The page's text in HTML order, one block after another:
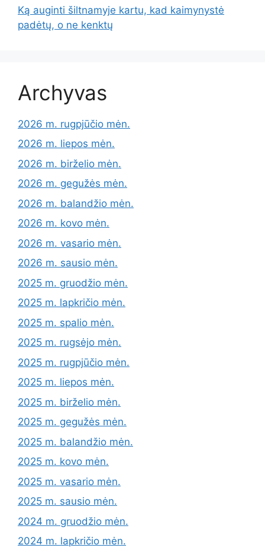
Ką auginti šiltnamyje kartu, kad kaimynystė
padėtų, o ne kenktų
Archyvas
2026 m. rugpjūčio mėn.
2026 m. liepos mėn.
2026 m. birželio mėn.
2026 m. gegužės mėn.
2026 m. balandžio mėn.
2026 m. kovo mėn.
2026 m. vasario mėn.
2026 m. sausio mėn.
2025 m. gruodžio mėn.
2025 m. lapkričio mėn.
2025 m. spalio mėn.
2025 m. rugsėjo mėn.
2025 m. rugpjūčio mėn.
2025 m. liepos mėn.
2025 m. birželio mėn.
2025 m. gegužės mėn.
2025 m. balandžio mėn.
2025 m. kovo mėn.
2025 m. vasario mėn.
2025 m. sausio mėn.
2024 m. gruodžio mėn.
2024 m. lapkričio mėn.